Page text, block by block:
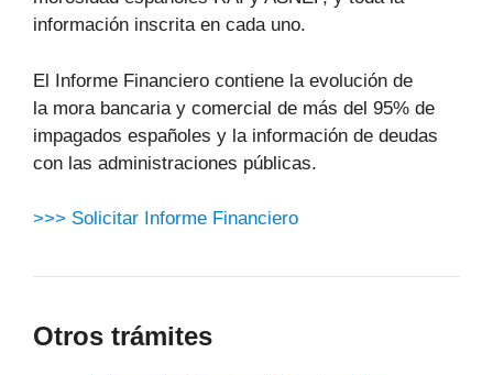
información inscrita en cada uno.
El Informe Financiero contiene la evolución de
la mora bancaria y comercial de más del 95% de
impagados españoles y la información de deudas
con las administraciones públicas.
>>> Solicitar Informe Financiero
Otros trámites